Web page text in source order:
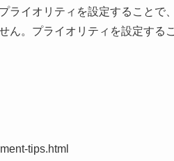
ライオリティを設定することで
ん。プライオリティを設定する
tips.html